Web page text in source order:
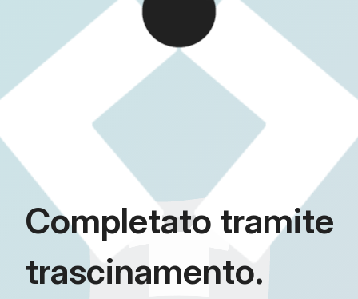
Completato tramite
trascinamento.